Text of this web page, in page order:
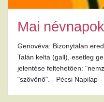
Mai
Genovéva: Bizonytalan
Talán kelta (gall), esetleg
jelentése feltehetően:
"szövőnő". - Pécsi Napilap -